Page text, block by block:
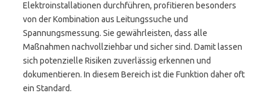
Elektroinstallationen durchführen, profitieren besonders
von der Kombination aus Leitungssuche und
Spannungsmessung. Sie gewährleisten, dass alle
Maßnahmen nachvollziehbar und sicher sind. Damit lassen
sich potenzielle Risiken zuverlässig erkennen und
dokumentieren. In diesem Bereich ist die Funktion daher oft
ein Standard.